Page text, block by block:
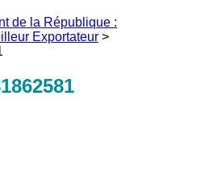
de la République :
Exportateur >